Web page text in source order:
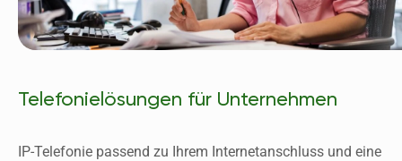
Telefonielösungen für Unternehmen
IP-Telefonie passend zu Ihrem Internetanschluss und eine